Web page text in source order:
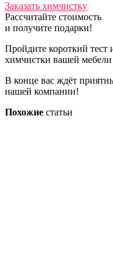
Заказать химчистку
Рассчитайте стоимость
и получите подарки!
Пройдите короткий тест
химчистки вашей мебели
В конце вас ждёт
нашей компании!
Похожие статьи